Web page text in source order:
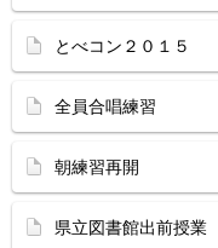
とべコン２０１５
全員合唱練習
朝練習再開
県立図書館出前授業